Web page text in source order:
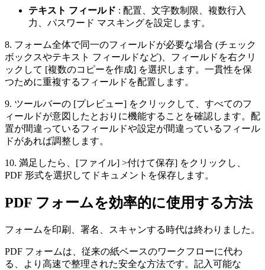
テキスト フィールド : 配置、文字数制限、複数行入
力、パスワード マスキングを設定します。
8. フォーム全体で同一のフィールドが必要な場合 (チェック
ボックスやテキスト フィールドなど)、フィールドを右クリ
ックして [複数のコピーを作成] を選択します。一貫性を保
つために重複するフィールドを配置します。
9. ツールバーの [プレビュー] をクリックして、すべてのフ
ィールドが意図したとおりに機能することを確認します。配
置が間違っているフィールドや設定が間違っているフィール
ドがあれば調整します。
10. 満足したら、[ファイル] >付けて保存] をクリックし、
PDF 形式を選択してドキュメントを保存します。
PDF フォームを効率的に使用する方法
フォームを印刷、署名、スキャンする時代は終わりました。
PDF フォームは、従来の紙ベースのワークフローに代わ
る、より高速で整理された安全な方法です。記入可能な